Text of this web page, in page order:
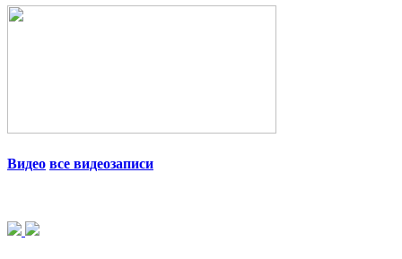
Видео все видеозаписи